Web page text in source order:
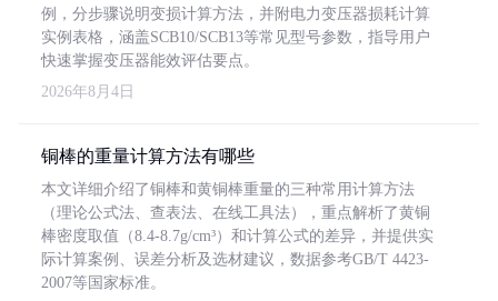
例，分步骤说明变损计算方法，并附电力变压器损耗计算
实例表格，涵盖SCB10/SCB13等常见型号参数，指导用户
快速掌握变压器能效评估要点。
2026年8月4日
铜棒的重量计算方法有哪些
本文详细介绍了铜棒和黄铜棒重量的三种常用计算方法
（理论公式法、查表法、在线工具法），重点解析了黄铜
棒密度取值（8.4-8.7g/cm³）和计算公式的差异，并提供实
际计算案例、误差分析及选材建议，数据参考GB/T 4423-
2007等国家标准。